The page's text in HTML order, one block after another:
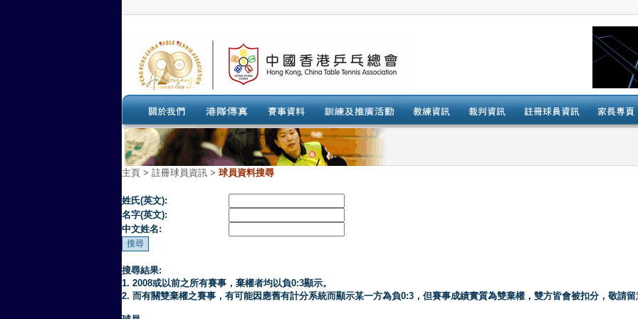
主頁 > 註冊球員資訊 > 球員資料搜尋
姓氏(英文):
名字(英文):
中文姓名:
搜尋結果:
1. 2008或以前之所有賽事，棄權者均以負0:3顯示。
2. 而有關雙棄權之賽事，有可能因應舊有計分系統而顯示某一方為負0:3，但賽事成績實質為雙棄權，雙方皆會被扣分，敬請留